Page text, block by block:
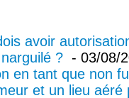
avoir
? - 03/08/
en tant que non
et un lieu